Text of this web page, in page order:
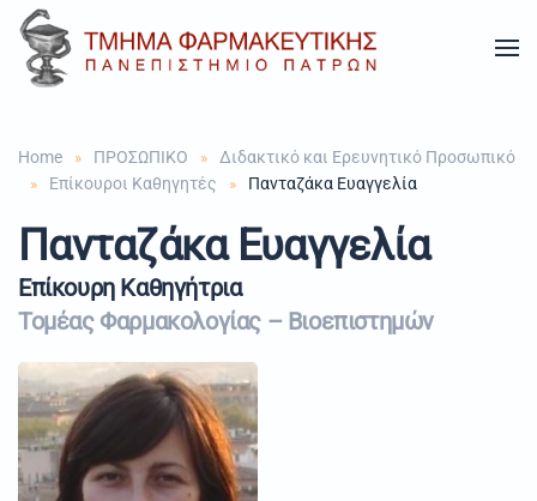
Skip to main content
Home ΠΡΟΣΩΠΙΚΟ
Διδακτικό και Ερευνητικό Προσωπικό
Επίκουροι Kαθηγητές
Πανταζάκα Ευαγγελία
Πανταζάκα Ευαγγελία
Επίκουρη Καθηγήτρια
Τομέας Φαρμακολογίας – Βιοεπιστημών